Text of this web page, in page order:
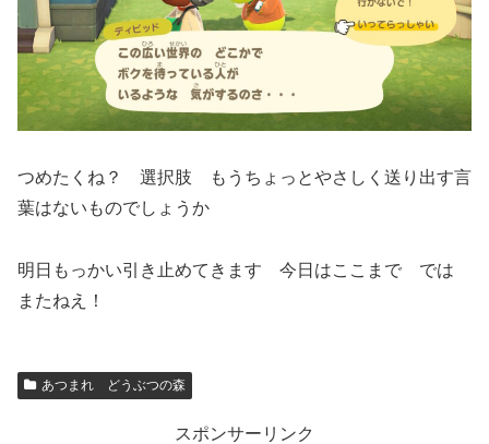
つめたくね？ 選択肢 もうちょっとやさしく送り出す言
葉はないものでしょうか
明日もっかい引き止めてきます 今日はここまで では
またねえ！
あつまれ どうぶつの森
スポンサーリンク